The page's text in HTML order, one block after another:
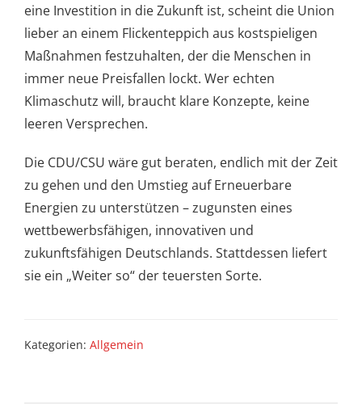
eine Investition in die Zukunft ist, scheint die Union
lieber an einem Flickenteppich aus kostspieligen
Maßnahmen festzuhalten, der die Menschen in
immer neue Preisfallen lockt. Wer echten
Klimaschutz will, braucht klare Konzepte, keine
leeren Versprechen.
Die CDU/CSU wäre gut beraten, endlich mit der Zeit
zu gehen und den Umstieg auf Erneuerbare
Energien zu unterstützen – zugunsten eines
wettbewerbsfähigen, innovativen und
zukunftsfähigen Deutschlands. Stattdessen liefert
sie ein „Weiter so“ der teuersten Sorte.
Kategorien: Allgemein